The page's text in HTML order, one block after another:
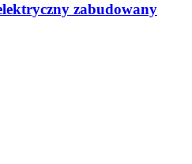
zabudowany